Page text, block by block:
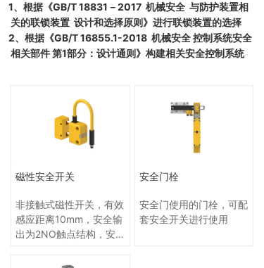
1、根据《GB/T 18831－2017 机械安全 与防护装置相
关的联锁装置 设计和选择原则》 进行联锁装置的选择
2、根据《GB/T 16855.1-2018 机械安全 控制系统安全
相关部件 第1部分：设计通则》 构建相关安全控制系统
磁性安全开关
非接触式磁性开关，有效
感应距离10mm，安全输
出为2NO触点结构，安
13849-1 PL=e
安全门栓
安全门使用的门栓，可配
套安全开关进行使用